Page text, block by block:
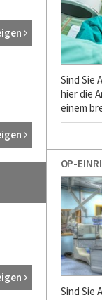
Sind Sie
hier die
einem
OP-
Sind Sie